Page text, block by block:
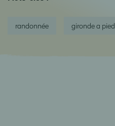
randonnée gironde a pied